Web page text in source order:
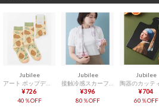
Jubilee
¥726
40％OFF
Jubilee
¥396
80％OFF
Jubilee
¥704
60％OFF